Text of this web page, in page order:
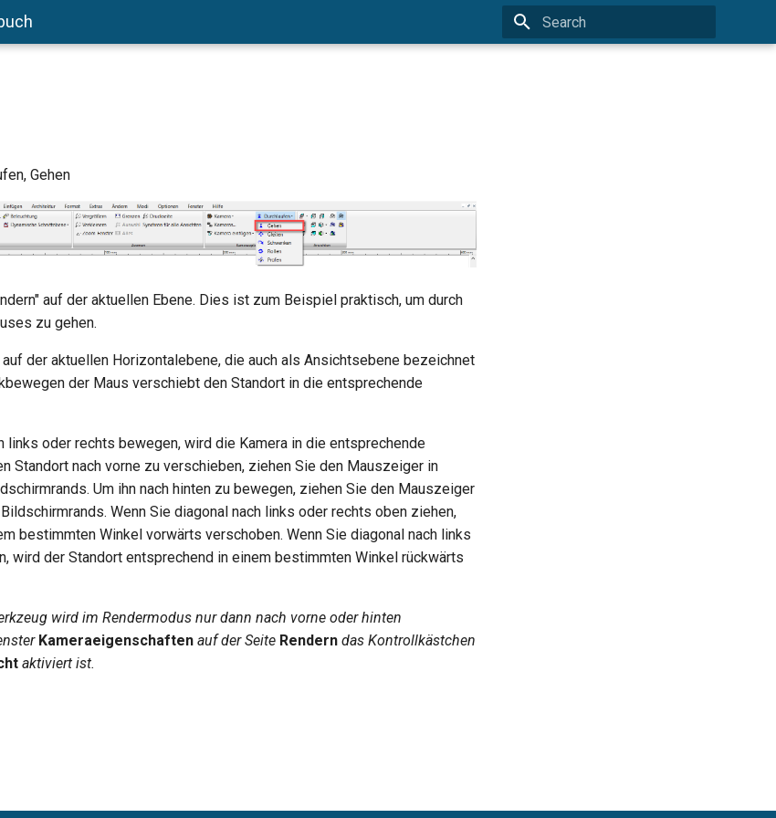
Gehen
auf der aktuellen Ebene. Dies ist zum Beispiel praktisch, um durch
zu gehen.
der aktuellen Horizontalebene, die auch als Ansichtsebene bezeichnet
der Maus verschiebt den Standort in die entsprechende
links oder rechts bewegen, wird die Kamera in die entsprechende
Standort nach vorne zu verschieben, ziehen Sie den Mauszeiger in
Um ihn nach hinten zu bewegen, ziehen Sie den Mauszeiger
Wenn Sie diagonal nach links oder rechts oben ziehen,
bestimmten Winkel vorwärts verschoben. Wenn Sie diagonal nach links
wird der Standort entsprechend in einem bestimmten Winkel rückwärts
wird im Rendermodus nur dann nach vorne oder hinten
Kameraeigenschaften auf der Seite Rendern das Kontrollkästchen
aktiviert ist.